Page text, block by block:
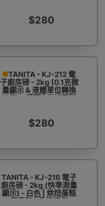
$280
TANITA - KJ-212 電
子廚房磅 - 2kg (0.1克微
量顯示 & 液體單位轉換
功能) - 淺藍 | 烘焙蛋糕
$280
TANITA - KJ-216 電子
廚房磅 - 2kg (快準測量
顯示) - 白色 | 烘焙蛋糕
電子磅 | 香港行貨